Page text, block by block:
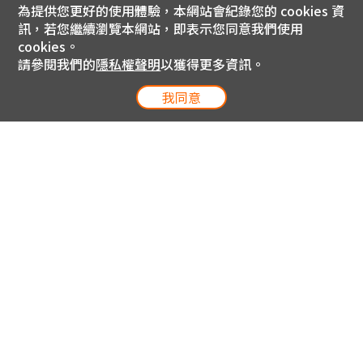
為提供您更好的使用體驗，本網站會紀錄您的 cookies 資
訊，若您繼續瀏覽本網站，即表示您同意我們使用
cookies。
請參閱我們的隱私權聲明以獲得更多資訊。
我同意